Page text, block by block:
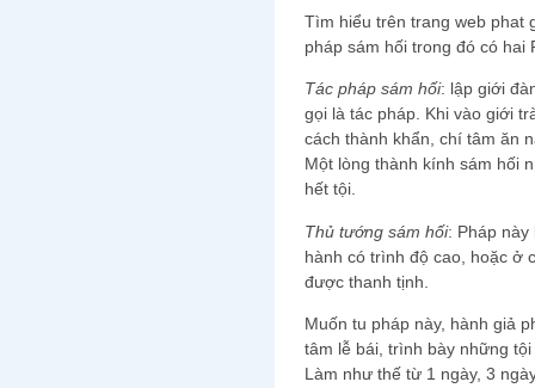
Tìm hiểu trên trang web phat
pháp sám hối trong đó có hai
Tác pháp sám hối: lập giới
gọi là tác pháp. Khi vào giới
cách thành khẩn, chí tâm ăn
Một lòng thành kính sám hối
hết tội.
Thủ tướng sám hối: Pháp
hành có trình độ cao, hoặc ở
được thanh tịnh.
Muốn tu pháp này, hành giả
tâm lễ bái, trình bày những
Làm như thế từ 1 ngày, 3